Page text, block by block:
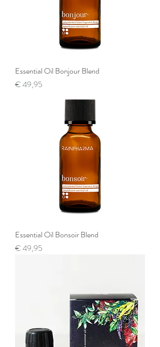
Essential Oil Bonjour Blend
Prijs
€ 49,95
Essential Oil Bonsoir Blend
Prijs
€ 49,95